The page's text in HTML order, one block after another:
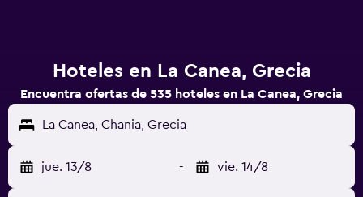
Hoteles en La Canea, Grecia
Encuentra ofertas de 535 hoteles en La Canea, Grecia
La Canea, Chania, Grecia
jue. 13/8 - vie. 14/8